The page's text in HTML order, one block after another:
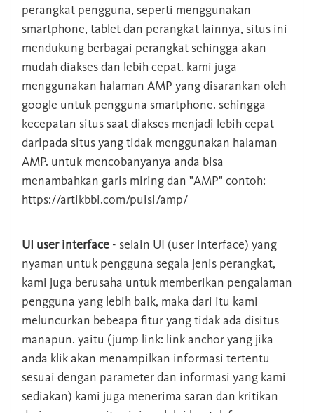
perangkat pengguna, seperti menggunakan
smartphone, tablet dan perangkat lainnya, situs ini
mendukung berbagai perangkat sehingga akan
mudah diakses dan lebih cepat. kami juga
menggunakan halaman AMP yang disarankan oleh
google untuk pengguna smartphone. sehingga
kecepatan situs saat diakses menjadi lebih cepat
daripada situs yang tidak menggunakan halaman
AMP. untuk mencobanyanya anda bisa
menambahkan garis miring dan "AMP" contoh:
https://artikbbi.com/puisi/amp/
UI user interface - selain UI (user interface) yang
nyaman untuk pengguna segala jenis perangkat,
kami juga berusaha untuk memberikan pengalaman
pengguna yang lebih baik, maka dari itu kami
meluncurkan bebeapa fitur yang tidak ada disitus
manapun. yaitu (jump link: link anchor yang jika
anda klik akan menampilkan informasi tertentu
sesuai dengan parameter dan informasi yang kami
sediakan) kami juga menerima saran dan kritikan